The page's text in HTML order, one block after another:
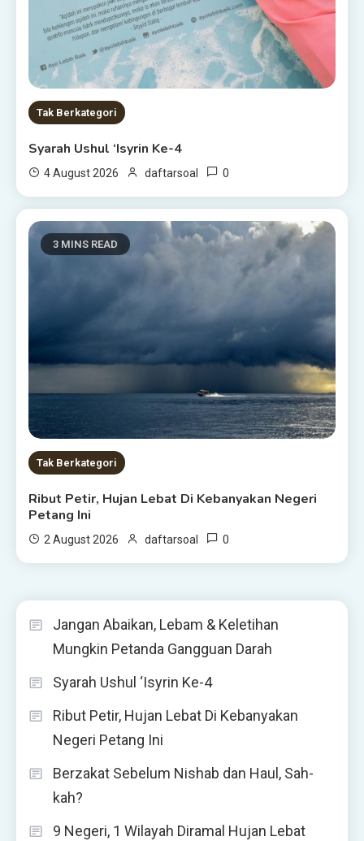
Tak Berkategori
Syarah Ushul ‘Isyrin Ke-4
4 August 2026 daftarsoal 0
3 MINS READ
Tak Berkategori
Ribut Petir, Hujan Lebat Di Kebanyakan Negeri
Petang Ini
2 August 2026 daftarsoal 0
Jangan Abaikan, Lebam & Keletihan
Mungkin Petanda Gangguan Darah
Syarah Ushul ‘Isyrin Ke-4
Ribut Petir, Hujan Lebat Di Kebanyakan
Negeri Petang Ini
Berzakat Sebelum Nishab dan Haul, Sah-
kah?
9 Negeri, 1 Wilayah Diramal Hujan Lebat